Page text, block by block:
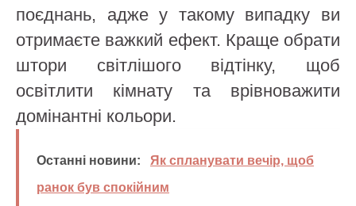
поєднань, адже у такому випадку ви
отримаєте важкий ефект. Краще обрати
штори світлішого відтінку, щоб
освітлити кімнату та врівноважити
домінантні кольори.
Останні новини:
Як спланувати вечір, щоб
ранок був спокійним